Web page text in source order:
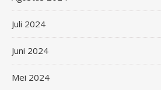
Juli 2024
Juni 2024
Mei 2024